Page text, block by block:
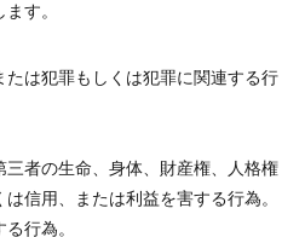
す。
は犯罪もしくは犯罪に関連する行
三者の生命、身体、財産権、人格権
信用、または利益を害する行為。
行為。